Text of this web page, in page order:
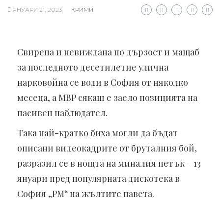
ЯНУАРИ 21, 2023 КРИМИ
Свирепа и невиждана по дързост и мащаб
за последното десетилетие улична
нарковойна се води в София от няколко
месеца, а МВР сякаш е заело позицията на
пасивен наблюдател.
Така най-кратко биха могли да бъдат
описани видеокадрите от бруталния бой,
разразил се в нощта на миналия петък – 13
януари пред популярната дискотека в
София „РМ“ на жълтите павета.